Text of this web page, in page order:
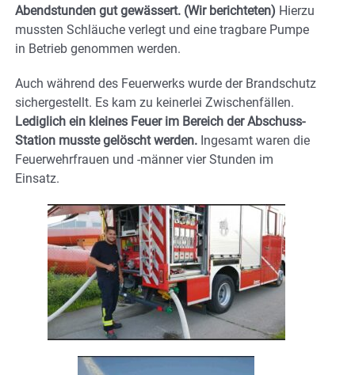
Abendstunden gut gewässert. (Wir berichteten) Hierzu
mussten Schläuche verlegt und eine tragbare Pumpe
in Betrieb genommen werden.
Auch während des Feuerwerks wurde der Brandschutz
sichergestellt. Es kam zu keinerlei Zwischenfällen.
Lediglich ein kleines Feuer im Bereich der Abschuss-
Station musste gelöscht werden. Ingesamt waren die
Feuerwehrfrauen und -männer vier Stunden im
Einsatz.